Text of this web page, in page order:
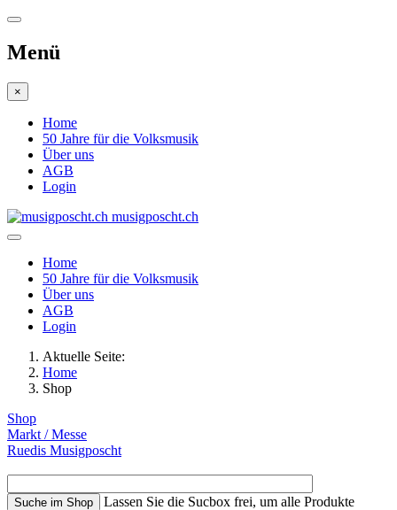
Menü
×
Home
50 Jahre für die Volksmusik
Über uns
AGB
Login
musigposcht.ch
Home
50 Jahre für die Volksmusik
Über uns
AGB
Login
Aktuelle Seite:
Home
Shop
Shop
Markt / Messe
Ruedis Musigposcht
Lassen Sie die Sucbox frei, um alle Produkte